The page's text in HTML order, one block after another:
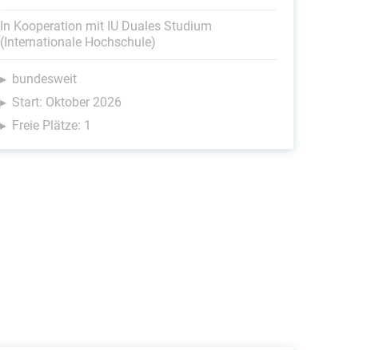
In Kooperation mit IU Duales Studium
(Internationale Hochschule)
bundesweit
Start: Oktober 2026
Freie Plätze: 1